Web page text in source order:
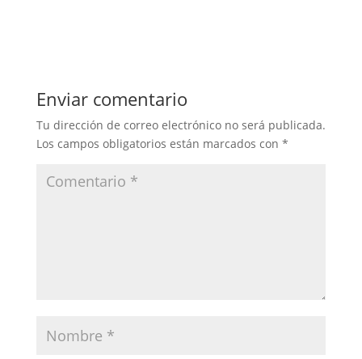
Enviar comentario
Tu dirección de correo electrónico no será publicada.
Los campos obligatorios están marcados con *